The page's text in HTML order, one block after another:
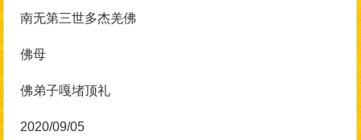
南无第三世多杰羌佛
佛母
佛弟子嘎堵顶礼
2020/09/05